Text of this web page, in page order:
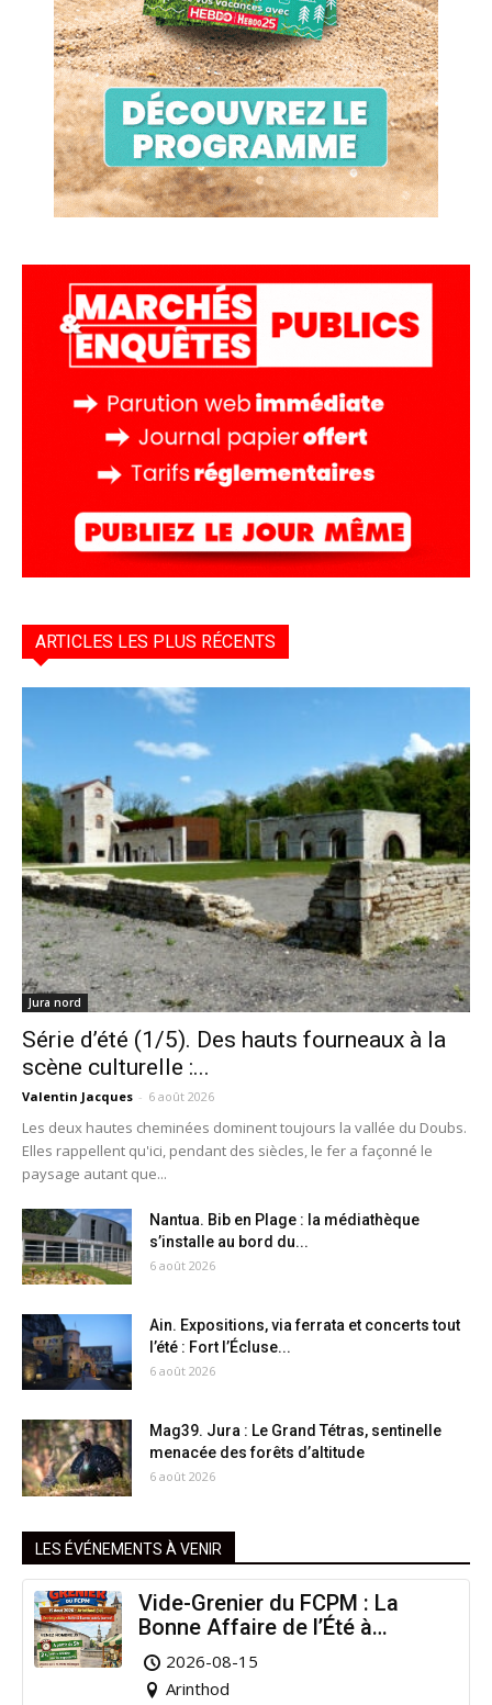
ARTICLES LES PLUS RÉCENTS
Jura nord
Série d’été (1/5). Des hauts fourneaux à la
scène culturelle :...
Valentin Jacques - 6 août 2026
Les deux hautes cheminées dominent toujours la vallée du Doubs.
Elles rappellent qu'ici, pendant des siècles, le fer a façonné le
paysage autant que...
Nantua. Bib en Plage : la médiathèque
s’installe au bord du...
6 août 2026
Ain. Expositions, via ferrata et concerts tout
l’été : Fort l’Écluse...
6 août 2026
Mag39. Jura : Le Grand Tétras, sentinelle
menacée des forêts d’altitude
6 août 2026
LES ÉVÉNEMENTS À VENIR
Vide-Grenier du FCPM : La
Bonne Affaire de l’Été à
Arinthod !
2026-08-15
Arinthod